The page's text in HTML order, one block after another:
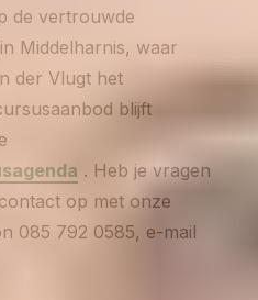
de vertrouwde
Middelharnis, waar
der Vlugt het
blijft
. Heb je vragen
op met onze
085 792 0585, e-mail